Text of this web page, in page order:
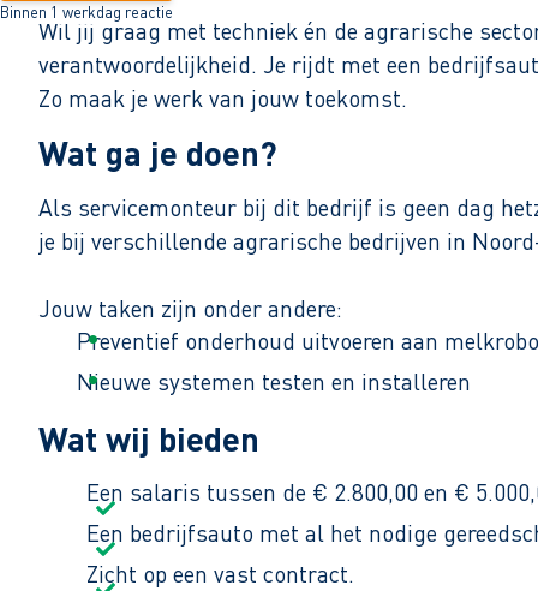
Binnen 1 werkdag reactie
Wil jij graag met techniek én de agrarische
verantwoordelijkheid. Je rijdt met een
Zo maak je werk van jouw toekomst.
Wat ga je doen?
Als servicemonteur bij dit bedrijf is geen dag
je bij verschillende agrarische bedrijven in
Jouw taken zijn onder andere:
Preventief onderhoud uitvoeren aan
Nieuwe systemen testen en installeren
Storingen opsporen en oplossen
Gebruikers uitleg en advies geven over het
Af en toe meedraaien in een 24‑uurs
Standaard werk je van maandag tot en met
Wat wij bieden
Een salaris tussen de € 2.800,00 en €
Een bedrijfsauto met al het nodige
Zicht op een vast contract.